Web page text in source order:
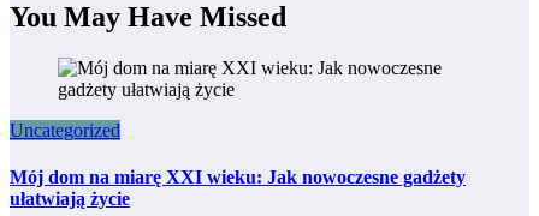
You May Have Missed
Uncategorized
Mój dom na miarę XXI wieku: Jak nowoczesne gadżety
ułatwiają życie